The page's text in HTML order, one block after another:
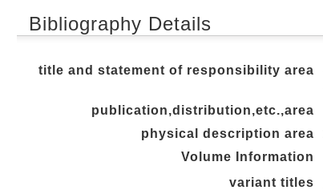
Bibliography Details
title and statement of responsibility area
publication,distribution,etc.,area
physical description area
Volume Information
variant titles